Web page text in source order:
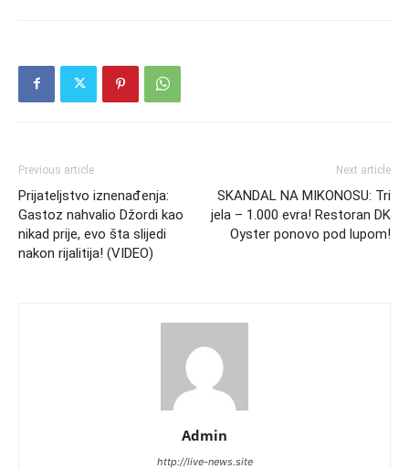
Previous article
Prijateljstvo iznenađenja:
Gastoz nahvalio Džordi kao
nikad prije, evo šta slijedi
nakon rijalitija! (VIDEO)
Next article
SKANDAL NA MIKONOSU: Tri
jela – 1.000 evra! Restoran DK
Oyster ponovo pod lupom!
Admin
http://live-news.site